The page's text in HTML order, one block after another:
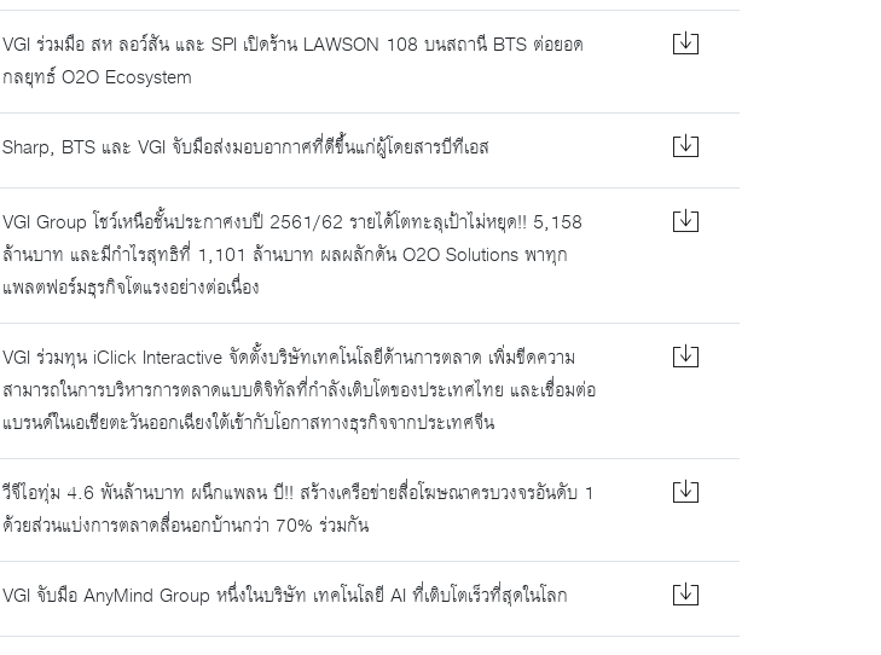
VGI ร่วมมือ สห ลอว์สัน และ SPI เปิดร้าน LAWSON 108 บนสถานี BTS ต่อยอด
กลยุทธ์ O2O Ecosystem
Sharp, BTS และ VGI จับมือส่งมอบอากาศที่ดีขึ้นแก่ผู้โดยสารบีทีเอส
VGI Group โชว์เหนือชั้นประกาศงบปี 2561/62 รายได้โตทะลุเป้าไม่หยุด!! 5,158
ล้านบาท และมีกำไรสุทธิที่ 1,101 ล้านบาท ผลผลักดัน O2O Solutions พาทุก
แพลตฟอร์มธุรกิจโตแรงอย่างต่อเนื่อง
VGI ร่วมทุน iClick Interactive จัดตั้งบริษัทเทคโนโลยีด้านการตลาด เพิ่มขีดความ
สามารถในการบริหารการตลาดแบบดิจิทัลที่กำลังเติบโตของประเทศไทย และเชื่อมต่อ
แบรนด์ในเอเชียตะวันออกเฉียงใต้เข้ากับโอกาสทางธุรกิจจากประเทศจีน
วีจีไอทุ่ม 4.6 พันล้านบาท ผนึกแพลน บี!! สร้างเครือข่ายสื่อโฆษณาครบวงจรอันดับ 1
ด้วยส่วนแบ่งการตลาดสื่อนอกบ้านกว่า 70% ร่วมกัน
VGI จับมือ AnyMind Group หนึ่งในบริษัท เทคโนโลยี AI ที่เติบโตเร็วที่สุดในโลก